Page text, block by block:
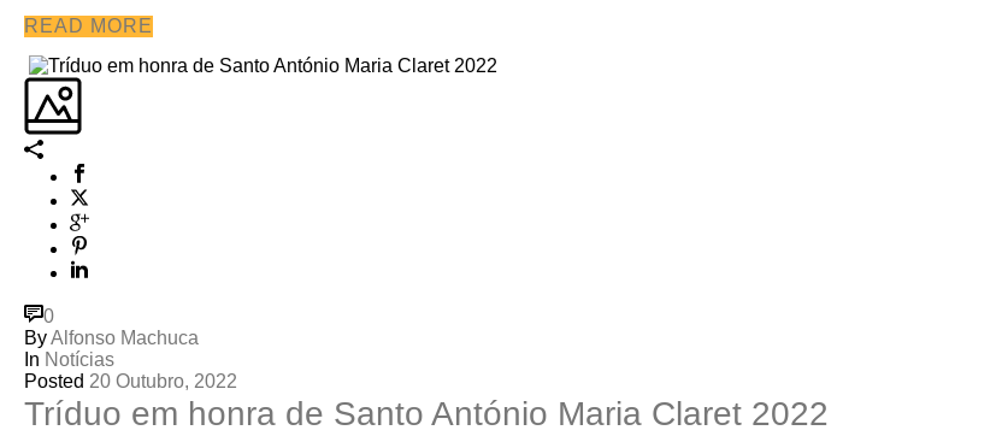
READ MORE
0
ByAlfonso Machuca
In Notícias
Posted 20 Outubro, 2022
Tríduo em honra de Santo António Maria Claret 2022